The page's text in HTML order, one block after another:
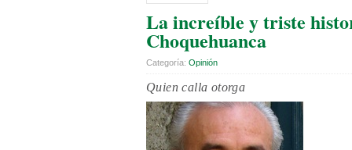
La increíble y triste
Choquehuanca
Categoría: Opinión
Quien calla otorga